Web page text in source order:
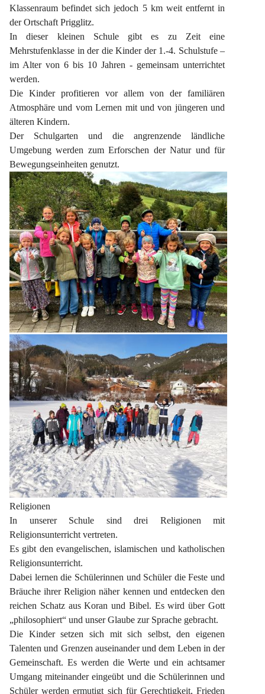
Klassenraum befindet sich jedoch 5 km weit entfernt in
der Ortschaft Prigglitz.
In dieser kleinen Schule gibt es zu Zeit eine
Mehrstufenklasse in der die Kinder der 1.-4. Schulstufe –
im Alter von 6 bis 10 Jahren - gemeinsam unterrichtet
werden.
Die Kinder profitieren vor allem von der familiären
Atmosphäre und vom Lernen mit und von jüngeren und
älteren Kindern.
Der Schulgarten und die angrenzende ländliche
Umgebung werden zum Erforschen der Natur und für
Bewegungseinheiten genutzt.
Religionen
In unserer Schule sind drei Religionen mit
Religionsunterricht vertreten.
Es gibt den evangelischen, islamischen und katholischen
Religionsunterricht.
Dabei lernen die Schülerinnen und Schüler die Feste und
Bräuche ihrer Religion näher kennen und entdecken den
reichen Schatz aus Koran und Bibel. Es wird über Gott
„philosophiert“ und unser Glaube zur Sprache gebracht.
Die Kinder setzen sich mit sich selbst, den eigenen
Talenten und Grenzen auseinander und dem Leben in der
Gemeinschaft. Es werden die Werte und ein achtsamer
Umgang miteinander eingeübt und die Schülerinnen und
Schüler werden ermutigt sich für Gerechtigkeit, Frieden